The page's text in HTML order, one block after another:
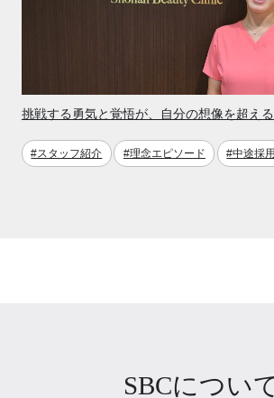
挑戦する勇気と覚悟が、自分の想像を超える
#スタッフ紹介 #理念エピソード #中途採用
SBCについ